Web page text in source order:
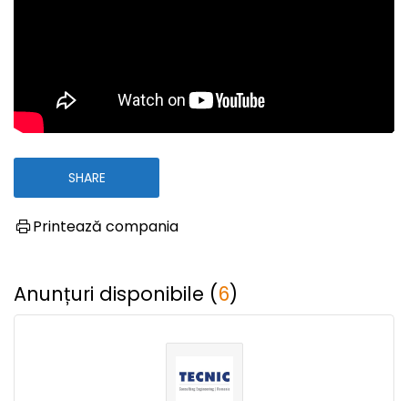
SHARE
Printează compania
Anunțuri disponibile (6)